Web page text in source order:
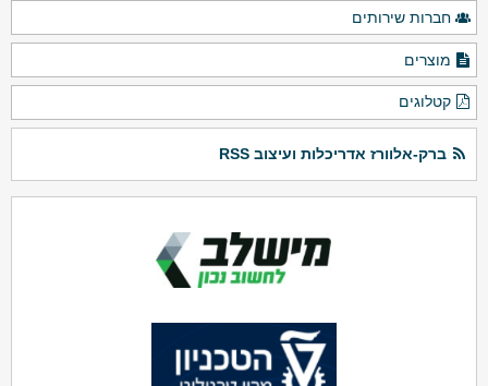
חברות שירותים
מוצרים
קטלוגים
ברק-אלוורז אדריכלות ועיצוב RSS